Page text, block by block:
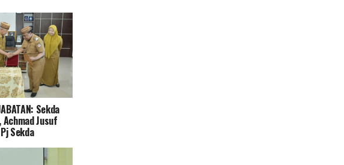
Sekda
Jusuf
Sekda